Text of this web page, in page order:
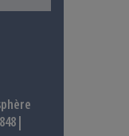
|